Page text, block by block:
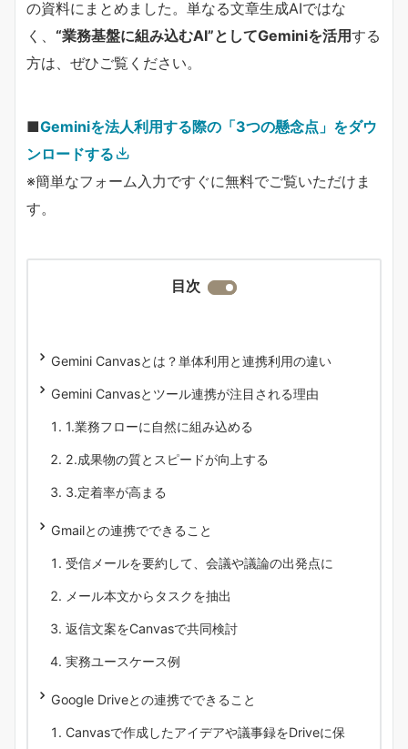
の資料にまとめました。単なる文章生成AIではな
く、 “業務基盤に組み込むAI”としてGeminiを活用する
方は、ぜひご覧ください。
■Geminiを法人利用する際の「3つの懸念点」をダウ
ンロードする
※簡単なフォーム入力ですぐに無料でご覧いただけま
す。
目次
Gemini Canvasとは？単体利用と連携利用の違い
Gemini Canvasとツール連携が注目される理由
1.業務フローに自然に組み込める
2.成果物の質とスピードが向上する
3.定着率が高まる
Gmailとの連携でできること
受信メールを要約して、会議や議論の出発点に
メール本文からタスクを抽出
返信文案をCanvasで共同検討
実務ユースケース例
Google Driveとの連携でできること
Canvasで作成したアイデアや議事録をDriveに保